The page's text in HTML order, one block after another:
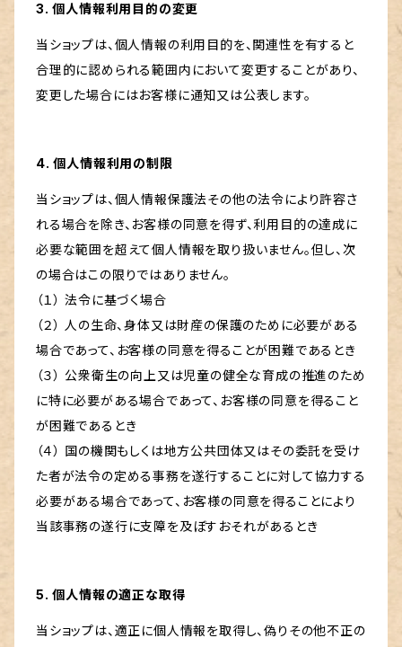
3. 個人情報利用目的の変更
当ショップは、個人情報の利用目的を、関連性を有すると
合理的に認められる範囲内において変更することがあり、
変更した場合にはお客様に通知又は公表します。
4. 個人情報利用の制限
当ショップは、個人情報保護法その他の法令により許容さ
れる場合を除き、お客様の同意を得ず、利用目的の達成に
必要な範囲を超えて個人情報を取り扱いません。但し、次
の場合はこの限りではありません。
（１） 法令に基づく場合
（２） 人の生命、身体又は財産の保護のために必要がある
場合であって、お客様の同意を得ることが困難であるとき
（３） 公衆衛生の向上又は児童の健全な育成の推進のため
に特に必要がある場合であって、お客様の同意を得ること
が困難であるとき
（４） 国の機関もしくは地方公共団体又はその委託を受け
た者が法令の定める事務を遂行することに対して協力する
必要がある場合であって、お客様の同意を得ることにより
当該事務の遂行に支障を及ぼすおそれがあるとき
5. 個人情報の適正な取得
当ショップは、適正に個人情報を取得し、偽りその他不正の